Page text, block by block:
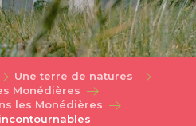
Une terre de natures
Monédières
les Monédières